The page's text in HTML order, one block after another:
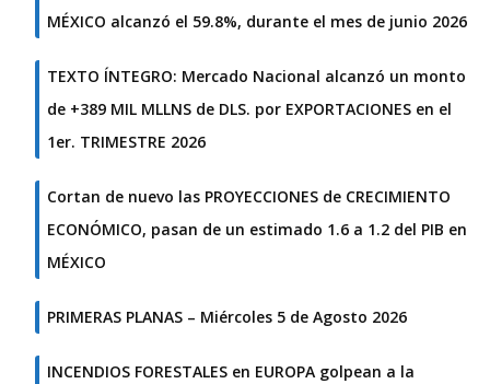
MÉXICO alcanzó el 59.8%, durante el mes de junio 2026
TEXTO ÍNTEGRO: Mercado Nacional alcanzó un monto
de +389 MIL MLLNS de DLS. por EXPORTACIONES en el
1er. TRIMESTRE 2026
Cortan de nuevo las PROYECCIONES de CRECIMIENTO
ECONÓMICO, pasan de un estimado 1.6 a 1.2 del PIB en
MÉXICO
PRIMERAS PLANAS – Miércoles 5 de Agosto 2026
INCENDIOS FORESTALES en EUROPA golpean a la